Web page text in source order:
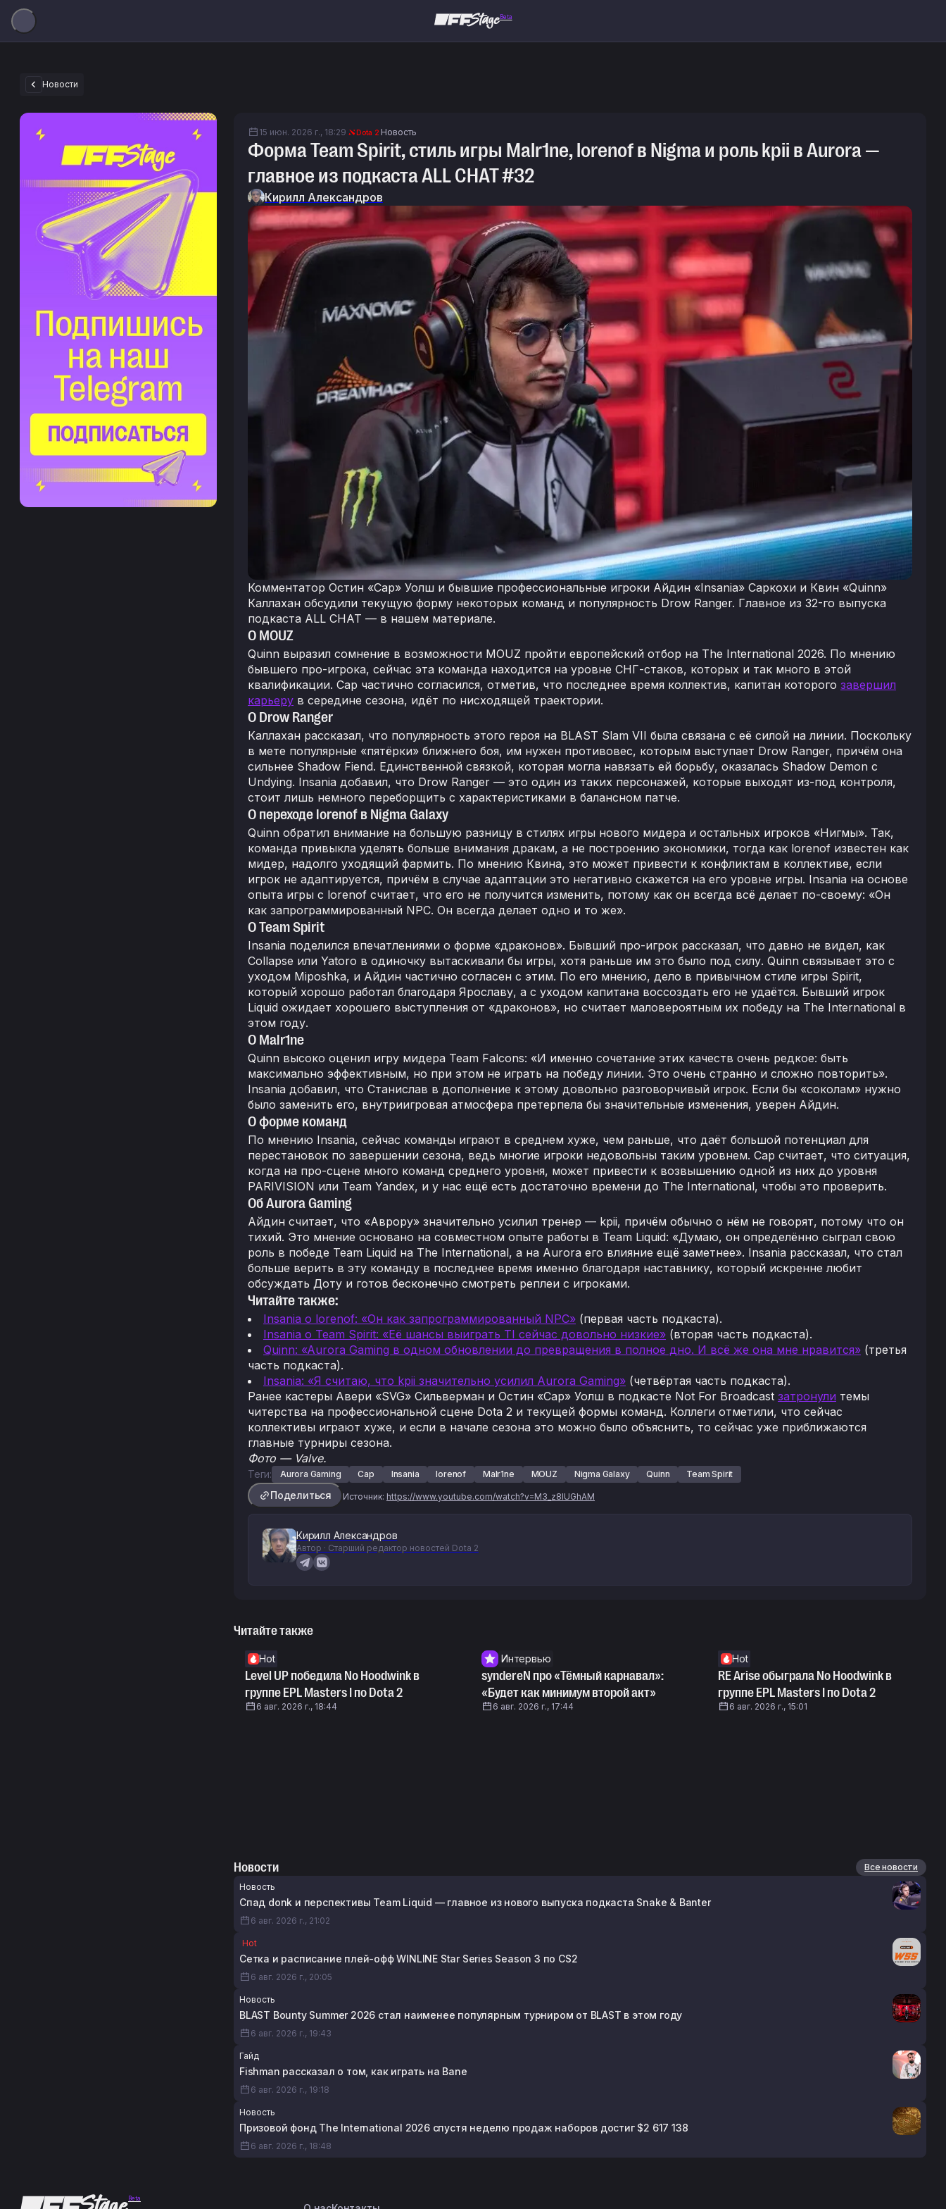
Beta
Новости
15 июн. 2026 г., 18:29 Dota 2 Новость
Форма Team Spirit, стиль игры Malr1ne, lorenof в Nigma и роль kpii в Aurora —
главное из подкаста ALL CHAT #32
Кирилл Александров
Комментатор Остин «Cap» Уолш и бывшие профессиональные игроки Айдин «Insania» Саркохи и Квин «Quinn»
Каллахан обсудили текущую форму некоторых команд и популярность Drow Ranger. Главное из 32-го выпуска
подкаста ALL CHAT — в нашем материале.
О MOUZ
Quinn выразил сомнение в возможности MOUZ пройти европейский отбор на The International 2026. По мнению
бывшего про-игрока, сейчас эта команда находится на уровне СНГ-стаков, которых и так много в этой
квалификации. Cap частично согласился, отметив, что последнее время коллектив, капитан которого завершил
карьеру в середине сезона, идёт по нисходящей траектории.
О Drow Ranger
Каллахан рассказал, что популярность этого героя на BLAST Slam VII была связана с её силой на линии. Поскольку
в мете популярные «пятёрки» ближнего боя, им нужен противовес, которым выступает Drow Ranger, причём она
сильнее Shadow Fiend. Единственной связкой, которая могла навязать ей борьбу, оказалась Shadow Demon с
Undying. Insania добавил, что Drow Ranger — это один из таких персонажей, которые выходят из-под контроля,
стоит лишь немного переборщить с характеристиками в балансном патче.
О переходе lorenof в Nigma Galaxy
Quinn обратил внимание на большую разницу в стилях игры нового мидера и остальных игроков «Нигмы». Так,
команда привыкла уделять больше внимания дракам, а не построению экономики, тогда как lorenof известен как
мидер, надолго уходящий фармить. По мнению Квина, это может привести к конфликтам в коллективе, если
игрок не адаптируется, причём в случае адаптации это негативно скажется на его уровне игры. Insania на основе
опыта игры с lorenof считает, что его не получится изменить, потому как он всегда всё делает по-своему: «Он
как запрограммированный NPC. Он всегда делает одно и то же».
О Team Spirit
Insania поделился впечатлениями о форме «драконов». Бывший про-игрок рассказал, что давно не видел, как
Collapse или Yatoro в одиночку вытаскивали бы игры, хотя раньше им это было под силу. Quinn связывает это с
уходом Miposhka, и Айдин частично согласен с этим. По его мнению, дело в привычном стиле игры Spirit,
который хорошо работал благодаря Ярославу, а с уходом капитана воссоздать его не удаётся. Бывший игрок
Liquid ожидает хорошего выступления от «драконов», но считает маловероятным их победу на The International в
этом году.
О Malr1ne
Quinn высоко оценил игру мидера Team Falcons: «И именно сочетание этих качеств очень редкое: быть
максимально эффективным, но при этом не играть на победу линии. Это очень странно и сложно повторить».
Insania добавил, что Станислав в дополнение к этому довольно разговорчивый игрок. Если бы «соколам» нужно
было заменить его, внутриигровая атмосфера претерпела бы значительные изменения, уверен Айдин.
О форме команд
По мнению Insania, сейчас команды играют в среднем хуже, чем раньше, что даёт большой потенциал для
перестановок по завершении сезона, ведь многие игроки недовольны таким уровнем. Cap считает, что ситуация,
когда на про-сцене много команд среднего уровня, может привести к возвышению одной из них до уровня
PARIVISION или Team Yandex, и у нас ещё есть достаточно времени до The International, чтобы это проверить.
Об Aurora Gaming
Айдин считает, что «Аврору» значительно усилил тренер — kpii, причём обычно о нём не говорят, потому что он
тихий. Это мнение основано на совместном опыте работы в Team Liquid: «Думаю, он определённо сыграл свою
роль в победе Team Liquid на The International, а на Aurora его влияние ещё заметнее». Insania рассказал, что стал
больше верить в эту команду в последнее время именно благодаря наставнику, который искренне любит
обсуждать Доту и готов бесконечно смотреть реплеи с игроками.
Читайте также:
Insania о lorenof: «Он как запрограммированный NPC» (первая часть подкаста).
Insania о Team Spirit: «Её шансы выиграть TI сейчас довольно низкие» (вторая часть подкаста).
Quinn: «Aurora Gaming в одном обновлении до превращения в полное дно. И всё же она мне нравится» (третья
часть подкаста).
Insania: «Я считаю, что kpii значительно усилил Aurora Gaming» (четвёртая часть подкаста).
Ранее кастеры Авери «SVG» Сильверман и Остин «Cap» Уолш в подкасте Not For Broadcast затронули темы
читерства на профессиональной сцене Dota 2 и текущей формы команд. Коллеги отметили, что сейчас
коллективы играют хуже, и если в начале сезона это можно было объяснить, то сейчас уже приближаются
главные турниры сезона.
Фото — Valve.
Теги: Aurora Gaming Cap Insania lorenof Malr1ne MOUZ Nigma Galaxy Quinn Team Spirit
Поделиться Источник: https://www.youtube.com/watch?v=M3_z8IUGhAM
Кирилл Александров
Автор · Старший редактор новостей Dota 2
Читайте также
Hot
Level UP победила No Hoodwink в
группе EPL Masters I по Dota 2
6 авг. 2026 г., 18:44
Интервью
syndereN про «Тёмный карнавал»:
«Будет как минимум второй акт»
6 авг. 2026 г., 17:44
Hot
RE Arise обыграла No Hoodwink в
группе EPL Masters I по Dota 2
6 авг. 2026 г., 15:01
Новости
Все новости
Новость
Спад donk и перспективы Team Liquid — главное из нового выпуска подкаста Snake & Banter
6 авг. 2026 г., 21:02
Hot
Сетка и расписание плей-офф WINLINE Star Series Season 3 по CS2
6 авг. 2026 г., 20:05
Новость
BLAST Bounty Summer 2026 стал наименее популярным турниром от BLAST в этом году
6 авг. 2026 г., 19:43
Гайд
Fishman рассказал о том, как играть на Bane
6 авг. 2026 г., 19:18
Новость
Призовой фонд The International 2026 спустя неделю продаж наборов достиг $2 617 138
6 авг. 2026 г., 18:48
Beta